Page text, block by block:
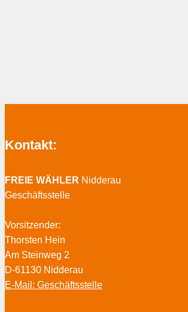
Kontakt:
FREIE WÄHLER Nidderau
Geschäftsstelle
Vorsitzender:
Thorsten Hein
Am Steinweg 2
D-61130 Nidderau
E-Mail: Geschäftsstelle